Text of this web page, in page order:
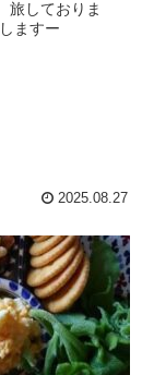
旅しておりま
ますー
2025.08.27